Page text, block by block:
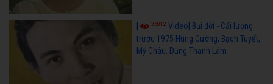
36012 Video] Bụi đời - Cải lương
trước 1975 Hùng Cường, Bạch Tuyết,
Mỹ Châu, Dũng Thanh Lâm